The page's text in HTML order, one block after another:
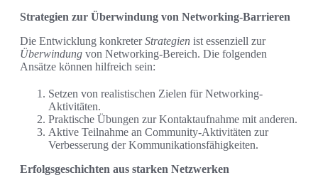
Strategien zur Überwindung von Networking-Barrieren
Die Entwicklung konkreterStrategien ist essenziell zur
Überwindung von Networking-Bereich. Die folgenden
Ansätze können hilfreich sein:
Setzen von realistischen Zielen für Networking-
Aktivitäten.
Praktische Übungen zur Kontaktaufnahme mit anderen.
Aktive Teilnahme an Community-Aktivitäten zur
Verbesserung der Kommunikationsfähigkeiten.
Erfolgsgeschichten aus starken Netzwerken